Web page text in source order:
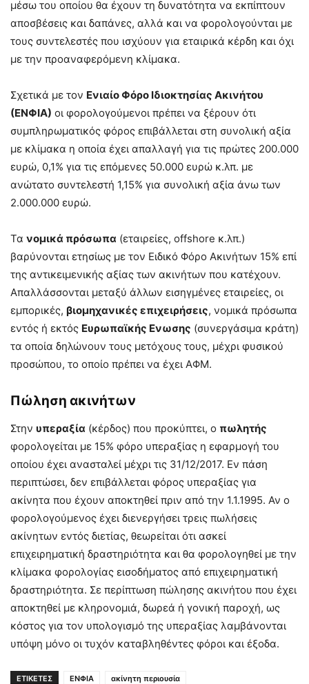
μέσω του οποίου θα έχουν τη δυνατότητα να εκπίπτουν
αποσβέσεις και δαπάνες, αλλά και να φορολογούνται με
τους συντελεστές που ισχύουν για εταιρικά κέρδη και όχι
με την προαναφερόμενη κλίμακα.
Σχετικά με τον Ενιαίο Φόρο Ιδιοκτησίας Ακινήτου
(ΕΝΦΙΑ) οι φορολογούμενοι πρέπει να ξέρουν ότι
συμπληρωματικός φόρος επιβάλλεται στη συνολική αξία
με κλίμακα η οποία έχει απαλλαγή για τις πρώτες 200.000
ευρώ, 0,1% για τις επόμενες 50.000 ευρώ κ.λπ. με
ανώτατο συντελεστή 1,15% για συνολική αξία άνω των
2.000.000 ευρώ.
Τα νομικά πρόσωπα (εταιρείες, offshore κ.λπ.)
βαρύνονται ετησίως με τον Ειδικό Φόρο Ακινήτων 15% επί
της αντικειμενικής αξίας των ακινήτων που κατέχουν.
Απαλλάσσονται μεταξύ άλλων εισηγμένες εταιρείες, οι
εμπορικές, βιομηχανικές επιχειρήσεις, νομικά πρόσωπα
εντός ή εκτός Ευρωπαϊκής Ενωσης (συνεργάσιμα κράτη)
τα οποία δηλώνουν τους μετόχους τους, μέχρι φυσικού
προσώπου, το οποίο πρέπει να έχει ΑΦΜ.
Πώληση ακινήτων
Στην υπεραξία (κέρδος) που προκύπτει, ο πωλητής
φορολογείται με 15% φόρο υπεραξίας η εφαρμογή του
οποίου έχει ανασταλεί μέχρι τις 31/12/2017. Εν πάση
περιπτώσει, δεν επιβάλλεται φόρος υπεραξίας για
ακίνητα που έχουν αποκτηθεί πριν από την 1.1.1995. Αν ο
φορολογούμενος έχει διενεργήσει τρεις πωλήσεις
ακίνητων εντός διετίας, θεωρείται ότι ασκεί
επιχειρηματική δραστηριότητα και θα φορολογηθεί με την
κλίμακα φορολογίας εισοδήματος από επιχειρηματική
δραστηριότητα. Σε περίπτωση πώλησης ακινήτου που έχει
αποκτηθεί με κληρονομιά, δωρεά ή γονική παροχή, ως
κόστος για τον υπολογισμό της υπεραξίας λαμβάνονται
υπόψη μόνο οι τυχόν καταβληθέντες φόροι και έξοδα.
ΕΤΙΚΕΤΕΣ ΕΝΦΙΑ ακίνητη περιουσία